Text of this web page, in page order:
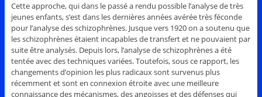
Cette approche, qui dans le passé a rendu possible l’analyse de très
jeunes enfants, s’est dans les dernières années avérée très féconde
pour l’analyse des schizophrènes. Jusque vers 1920 on a soutenu que
les schizophrènes étaient incapables de transfert et ne pouvaient par
suite être analysés. Depuis lors, l’analyse de schizophrènes a été
tentée avec des techniques variées. Toutefois, sous ce rapport, les
changements d’opinion les plus radicaux sont survenus plus
récemment et sont en connexion étroite avec une meilleure
connaissance des mécanismes, des angoisses et des défenses qui